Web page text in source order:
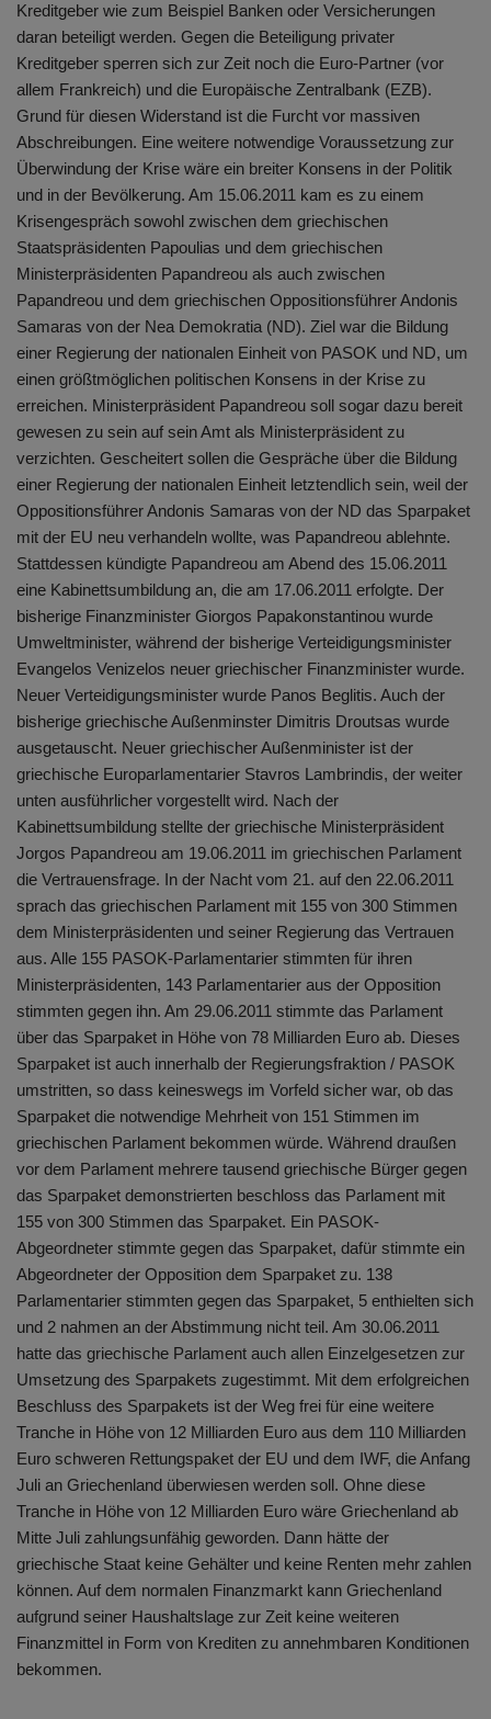
Kreditgeber wie zum Beispiel Banken oder Versicherungen
daran beteiligt werden. Gegen die Beteiligung privater
Kreditgeber sperren sich zur Zeit noch die Euro-Partner (vor
allem Frankreich) und die Europäische Zentralbank (EZB).
Grund für diesen Widerstand ist die Furcht vor massiven
Abschreibungen. Eine weitere notwendige Voraussetzung zur
Überwindung der Krise wäre ein breiter Konsens in der Politik
und in der Bevölkerung. Am 15.06.2011 kam es zu einem
Krisengespräch sowohl zwischen dem griechischen
Staatspräsidenten Papoulias und dem griechischen
Ministerpräsidenten Papandreou als auch zwischen
Papandreou und dem griechischen Oppositionsführer Andonis
Samaras von der Nea Demokratia (ND). Ziel war die Bildung
einer Regierung der nationalen Einheit von PASOK und ND, um
einen größtmöglichen politischen Konsens in der Krise zu
erreichen. Ministerpräsident Papandreou soll sogar dazu bereit
gewesen zu sein auf sein Amt als Ministerpräsident zu
verzichten. Gescheitert sollen die Gespräche über die Bildung
einer Regierung der nationalen Einheit letztendlich sein, weil der
Oppositionsführer Andonis Samaras von der ND das Sparpaket
mit der EU neu verhandeln wollte, was Papandreou ablehnte.
Stattdessen kündigte Papandreou am Abend des 15.06.2011
eine Kabinettsumbildung an, die am 17.06.2011 erfolgte. Der
bisherige Finanzminister Giorgos Papakonstantinou wurde
Umweltminister, während der bisherige Verteidigungsminister
Evangelos Venizelos neuer griechischer Finanzminister wurde.
Neuer Verteidigungsminister wurde Panos Beglitis. Auch der
bisherige griechische Außenminster Dimitris Droutsas wurde
ausgetauscht. Neuer griechischer Außenminister ist der
griechische Europarlamentarier Stavros Lambrindis, der weiter
unten ausführlicher vorgestellt wird. Nach der
Kabinettsumbildung stellte der griechische Ministerpräsident
Jorgos Papandreou am 19.06.2011 im griechischen Parlament
die Vertrauensfrage. In der Nacht vom 21. auf den 22.06.2011
sprach das griechischen Parlament mit 155 von 300 Stimmen
dem Ministerpräsidenten und seiner Regierung das Vertrauen
aus. Alle 155 PASOK-Parlamentarier stimmten für ihren
Ministerpräsidenten, 143 Parlamentarier aus der Opposition
stimmten gegen ihn. Am 29.06.2011 stimmte das Parlament
über das Sparpaket in Höhe von 78 Milliarden Euro ab. Dieses
Sparpaket ist auch innerhalb der Regierungsfraktion / PASOK
umstritten, so dass keineswegs im Vorfeld sicher war, ob das
Sparpaket die notwendige Mehrheit von 151 Stimmen im
griechischen Parlament bekommen würde. Während draußen
vor dem Parlament mehrere tausend griechische Bürger gegen
das Sparpaket demonstrierten beschloss das Parlament mit
155 von 300 Stimmen das Sparpaket. Ein PASOK-
Abgeordneter stimmte gegen das Sparpaket, dafür stimmte ein
Abgeordneter der Opposition dem Sparpaket zu. 138
Parlamentarier stimmten gegen das Sparpaket, 5 enthielten sich
und 2 nahmen an der Abstimmung nicht teil. Am 30.06.2011
hatte das griechische Parlament auch allen Einzelgesetzen zur
Umsetzung des Sparpakets zugestimmt. Mit dem erfolgreichen
Beschluss des Sparpakets ist der Weg frei für eine weitere
Tranche in Höhe von 12 Milliarden Euro aus dem 110 Milliarden
Euro schweren Rettungspaket der EU und dem IWF, die Anfang
Juli an Griechenland überwiesen werden soll. Ohne diese
Tranche in Höhe von 12 Milliarden Euro wäre Griechenland ab
Mitte Juli zahlungsunfähig geworden. Dann hätte der
griechische Staat keine Gehälter und keine Renten mehr zahlen
können. Auf dem normalen Finanzmarkt kann Griechenland
aufgrund seiner Haushaltslage zur Zeit keine weiteren
Finanzmittel in Form von Krediten zu annehmbaren Konditionen
bekommen.